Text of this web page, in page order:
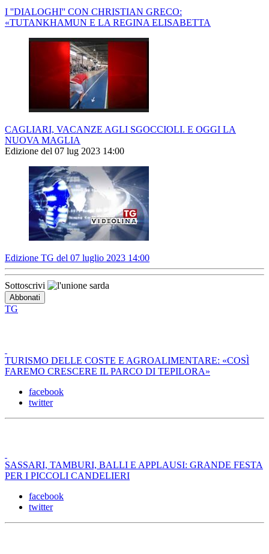
I ''DIALOGHI'' CON CHRISTIAN GRECO:
«TUTANKHAMUN E LA REGINA ELISABETTA
CAGLIARI, VACANZE AGLI SGOCCIOLI. E OGGI LA
NUOVA MAGLIA
Edizione del 07 lug 2023 14:00
Edizione TG del 07 luglio 2023 14:00
Sottoscrivi
TG
TURISMO DELLE COSTE E AGROALIMENTARE: «COSÌ
FAREMO CRESCERE IL PARCO DI TEPILORA»
facebook
twitter
SASSARI, TAMBURI, BALLI E APPLAUSI: GRANDE FESTA
PER I PICCOLI CANDELIERI
facebook
twitter